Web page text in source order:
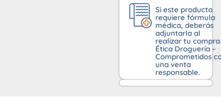
Si este producto
requiere fórmula
médica, deberás
adjuntarla al
realizar tu compra.
Ética Droguería –
Comprometidos
una venta
responsable.